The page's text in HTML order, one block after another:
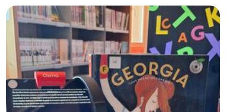
RANDONNÉES
ORGANISER SON SÉJOUR
RECHERCHER
FR
GB